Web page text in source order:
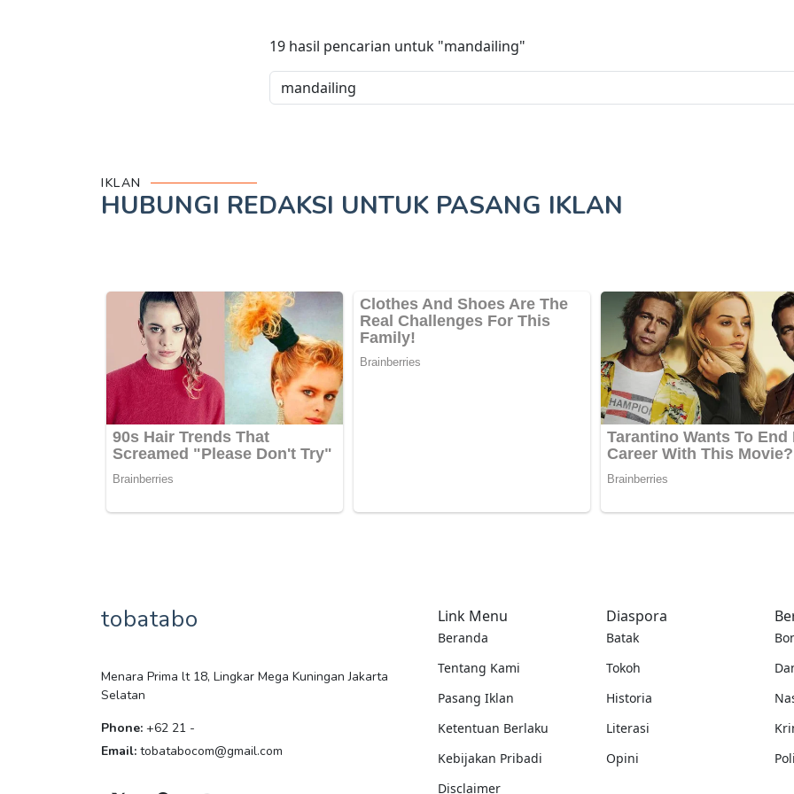
19 hasil pencarian untuk "mandailing"
IKLAN
HUBUNGI REDAKSI UNTUK PASANG IKLAN
tobatabo
Menara Prima lt 18, Lingkar Mega Kuningan Jakarta
Selatan
Phone: +62 21 -
Email: tobatabocom@gmail.com
Link Menu
Beranda
Tentang Kami
Pasang Iklan
Ketentuan Berlaku
Kebijakan Pribadi
Disclaimer
Diaspora
Batak
Tokoh
Historia
Literasi
Opini